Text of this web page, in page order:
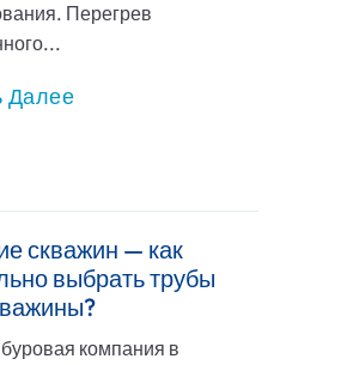
Перегрев
Далее
скважин — как
выбрать трубы
компания в